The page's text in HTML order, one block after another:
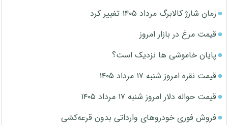
زمان شارژ کالابرگ مرداد ۱۴۰۵ تغییر کرد
قیمت مرغ در بازار امروز
پایان خاموشی ها نزدیک است؟
قیمت نقره امروز شنبه ۱۷ مرداد ۱۴۰۵
قیمت حواله دلار امروز شنبه ۱۷ مرداد ۱۴۰۵
فروش فوری خودروهای وارداتی بدون قرعه‌کشی